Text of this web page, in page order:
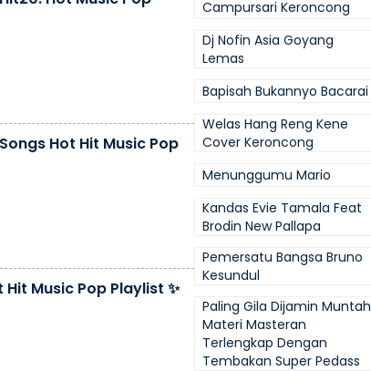
Hot Hit Music Pop
Music Pop Playlist ✨
Campursari Keroncong
Dj Nofin Asia Goyang
Lemas
Bapisah Bukannyo Bacarai
Welas Hang Reng Kene
Cover Keroncong
Menunggumu Mario
Kandas Evie Tamala Feat
Brodin New Pallapa
Pemersatu Bangsa Bruno
Kesundul
Paling Gila Dijamin Muntah
Materi Masteran
Terlengkap Dengan
Tembakan Super Pedass